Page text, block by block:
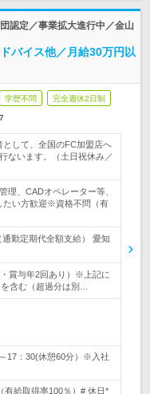
認定／事業拡大進行中／金山
バイス他／月給30万円以
学歴不問 完全週休2日制
して、全国のFC加盟店へ
ないます。（土日祝休み／
理、CADオペレーター等、
たい方歓迎※資格不問（有
勤定期代全額支給） 愛知
賞与年2回あり）※上記に
含む（超過分は別…
17：30(休憩60分）※入社
給取得率100％）# 休日*